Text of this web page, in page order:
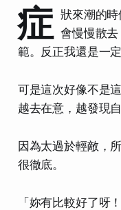
症 狀來潮的
會慢慢散
範。反正我還是一
可是這次好像不是
越去在意，越發現
因為太過於輕敵，
很徹底。
「妳有比較好了呀